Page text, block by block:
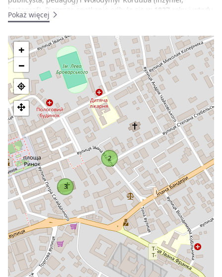
kartograf). Pierwsze spotkanie odbyło się
w 1927 roku i wtedy
też powstało muzeum. Rozpoczęto również szeroką
Towarzystwa "Bojkowszczyzna" założyło wydawnictwo
"Kronika Bojkowszczyzny". W ciągu 10 lat istnienia
wydawnictwo zdołało opublikować jedenaście numerów.
Towarzystwo rozpoczęło serię oddzielnych publikacji o
historii, życiu i folklorze Bojków. W lipcu1954 r. , z powodu
powojennych represji, które dotknęły członków społeczności
bojkowskiej, los muzeum został przesądzony okrutnym
rozkazem Ukraińskiej SRR - do likwidacji.
Odrodzenie muzeum zbiegło się w czasie z powstaniem
Niepodległego Państwa Ukraińskiego. W grudniu1990 r.
Komitet Wykonawczy Sambirskiej Rady Miejskiej przydzielił
pomieszczenia dla odrestaurowanego muzeum w dawnym
budynku szkoły parafialnej, zbudowanym przez mieszczan w
1679roku. Muzeum posiada 3 wystawy stałe: Kultura
materialna i gospodarcza Bojków oraz Bojkowskie wozy.
Prezentowane są tu bojkowskie artykuły gospodarstwa
domowego, odzież (damska i męska), próbki haftu z regionu
Turka oraz wyroby tkackie. Rodzina Kozakiewiczów.
Dziedzictwo rodziny: meble, butelki, kasety, empirowy zegar,
album ze zdjęciami, portrety rodzinne, kolekcja pocztówek,
dokumenty z XIV-XIX wieku. Ekspozycja walki
narodowowyzwoleńczej prezentuje materiały dotyczące
aktywnych członków ZUNR, OUN, UPA i UGVR.
Pokaż więcej
2
3
+
−